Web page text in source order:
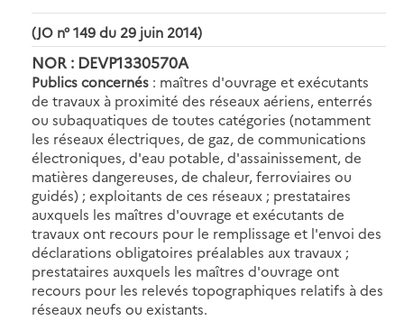
(JO n° 149 du 29 juin 2014)
NOR : DEVP1330570A
Publics concernés : maîtres d'ouvrage et exécutants
de travaux à proximité des réseaux aériens, enterrés
ou subaquatiques de toutes catégories (notamment
les réseaux électriques, de gaz, de communications
électroniques, d'eau potable, d'assainissement, de
matières dangereuses, de chaleur, ferroviaires ou
guidés) ; exploitants de ces réseaux ; prestataires
auxquels les maîtres d'ouvrage et exécutants de
travaux ont recours pour le remplissage et l'envoi des
déclarations obligatoires préalables aux travaux ;
prestataires auxquels les maîtres d'ouvrage ont
recours pour les relevés topographiques relatifs à des
réseaux neufs ou existants.